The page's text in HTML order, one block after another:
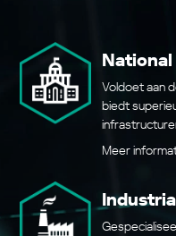
Voldoet aan
biedt
Meer